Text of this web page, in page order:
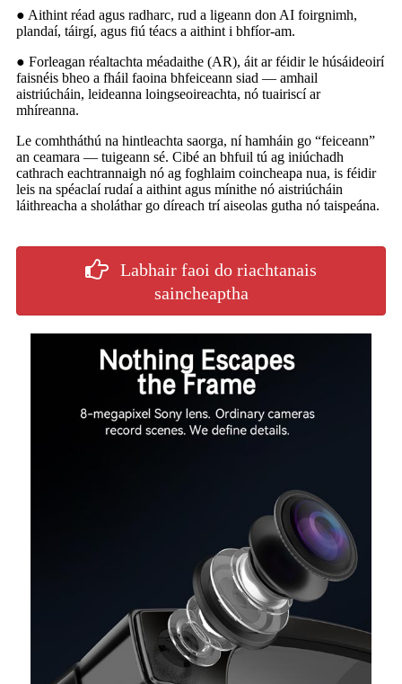
● Aithint réad agus radharc, rud a ligeann don AI foirgnimh,
plandaí, táirgí, agus fiú téacs a aithint i bhfíor-am.
● Forleagan réaltachta méadaithe (AR), áit ar féidir le húsáideoirí
faisnéis bheo a fháil faoina bhfeiceann siad — amhail
aistriúcháin, leideanna loingseoireachta, nó tuairiscí ar
mhíreanna.
Le comhtháthú na hintleachta saorga, ní hamháin go “feiceann”
an ceamara — tuigeann sé. Cibé an bhfuil tú ag iniúchadh
cathrach eachtrannaigh nó ag foghlaim coincheapa nua, is féidir
leis na spéaclaí rudaí a aithint agus mínithe nó aistriúcháin
láithreacha a sholáthar go díreach trí aiseolas gutha nó taispeána.
Labhair faoi do riachtanais
saincheaptha